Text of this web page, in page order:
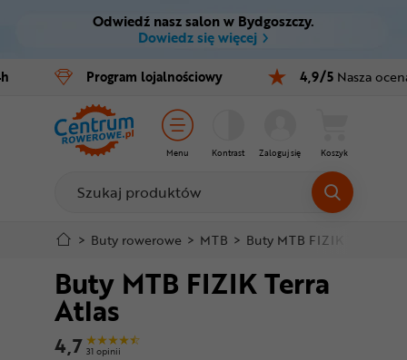
Ctrl M
Menu główne
Informacje o produkcie
Do koszyka
Szczegółowe informacje
Stopka
Mapa strony
Odwiedź nasz salon w Bydgoszczy.
Dowiedz się więcej
Program lojalnościowy 4,9/5 Nasza
Menu Kontrast Zaloguj się Koszyk
Rowery
E-bike
Części
Akcesoria
Odzież
Kaski
Buty
> Buty rowerowe > MTB > Buty MTB FIZIK Terra Atlas
Buty MTB FIZIK Terra
Atlas
4,7 31 opinii